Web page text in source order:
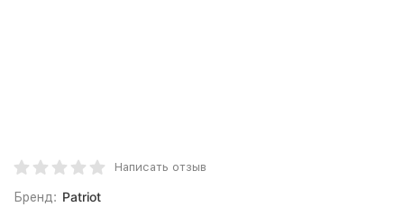
Написать отзыв
Бренд: Patriot